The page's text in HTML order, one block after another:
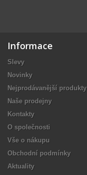
Informace
Slevy
Novinky
Nejprodávanější produkty
Naše prodejny
Kontakty
O společnosti
Vše o nákupu
Obchodní podmínky
Aktuality